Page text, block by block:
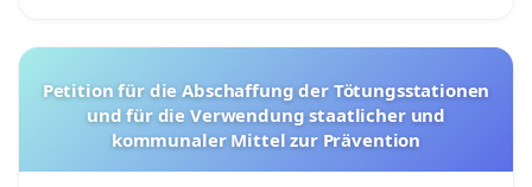
Petition für die Abschaffung der Tötungsstationen
und für die Verwendung staatlicher und
kommunaler Mittel zur Prävention